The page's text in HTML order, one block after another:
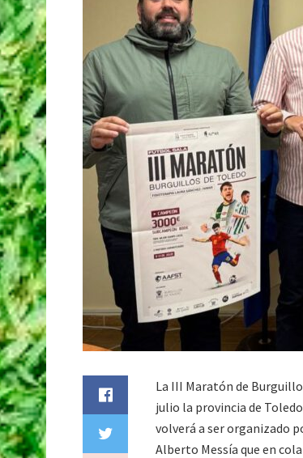
La III Maratón de
julio la provincia de
volverá a ser organizado
Alberto Messía que en